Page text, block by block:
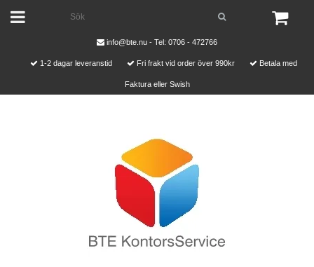
info@bte.nu - Tel: 0706 - 472766
1-2 dagar leveranstid Fri frakt vid order över 990kr Betala med
Faktura eller Swish